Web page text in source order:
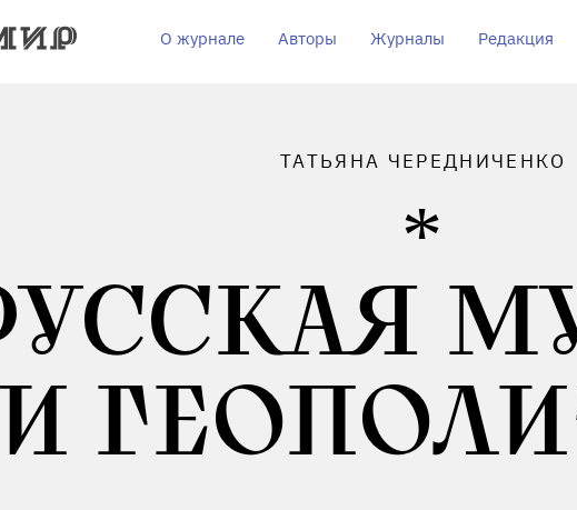
О журнале Авторы Журналы Редакция
ТАТЬЯНА ЧЕРЕДНИЧЕНКО
И